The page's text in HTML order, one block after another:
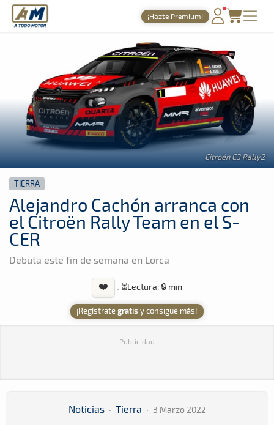
A Todo Motor · Revista del motor desde 1999
¡Hazte Premium!
TIEMPOS ONLINE
NOTICIAS
AGENDA
GALERÍAS
TIENDA
Citroën C3 Rally2
TIERRA
Alejandro Cachón arranca con
el Citroën Rally Team en el S-
CER
Debuta este fin de semana en Lorca
❤️ · ⏳Lectura: 🔒 min
¡Regístrategratis y consigue más!
Publicidad
Noticias · Tierra · 3 Marzo 2022